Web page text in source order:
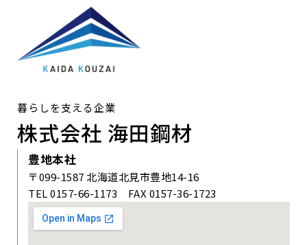
暮らしを支える企業
株式会社 海田鋼材
豊地本社
〒099-1587 北海道北見市豊地14-16
TEL 0157-66-1173 FAX 0157-36-1723